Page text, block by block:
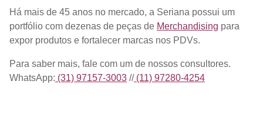
Há mais de 45 anos no mercado, a Seriana possui um
portfólio com dezenas de peças de Merchandising para
expor produtos e fortalecer marcas nos PDVs.
Para saber mais, fale com um de nossos consultores.
WhatsApp: (31) 97157-3003 //(11) 97280-4254